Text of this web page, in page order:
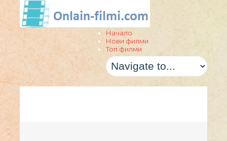
Начало
Нови филми
Топ филми